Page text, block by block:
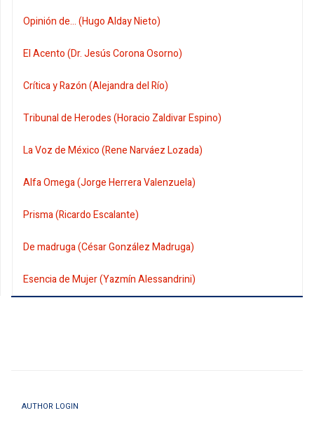
Opinión de... (Hugo Alday Nieto)
El Acento (Dr. Jesús Corona Osorno)
Crítica y Razón (Alejandra del Río)
Tribunal de Herodes (Horacio Zaldivar Espino)
La Voz de México (Rene Narváez Lozada)
Alfa Omega (Jorge Herrera Valenzuela)
Prisma (Ricardo Escalante)
De madruga (César González Madruga)
Esencia de Mujer (Yazmín Alessandrini)
AUTHOR LOGIN